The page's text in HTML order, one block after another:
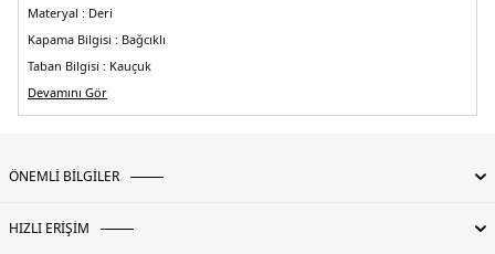
Materyal : Deri
Kapama Bilgisi : Bağcıklı
Taban Bilgisi : Kauçuk
3DE1744SMA0094312.389
Devamını Gör
ÖNEMLİ BİLGİLER
HIZLI ERİŞİM